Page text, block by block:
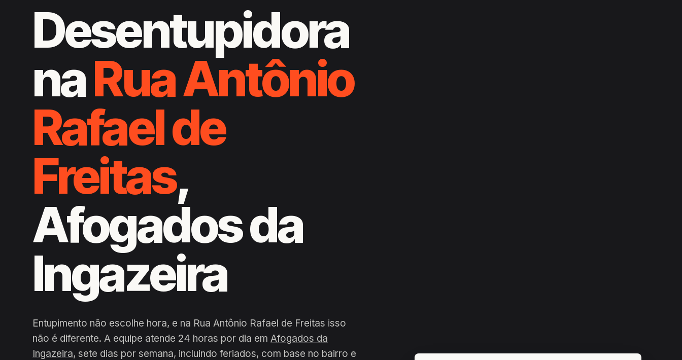
Desentupidora
naRua Antônio
Rafael de
Freitas,
Afogados da
Ingazeira
Entupimento não escolhe hora, e na Rua Antônio Rafael de Freitas isso
não é diferente. A equipe atende 24 horas por dia em Afogados da
Ingazeira, sete dias por semana, incluindo feriados, com base no bairro e